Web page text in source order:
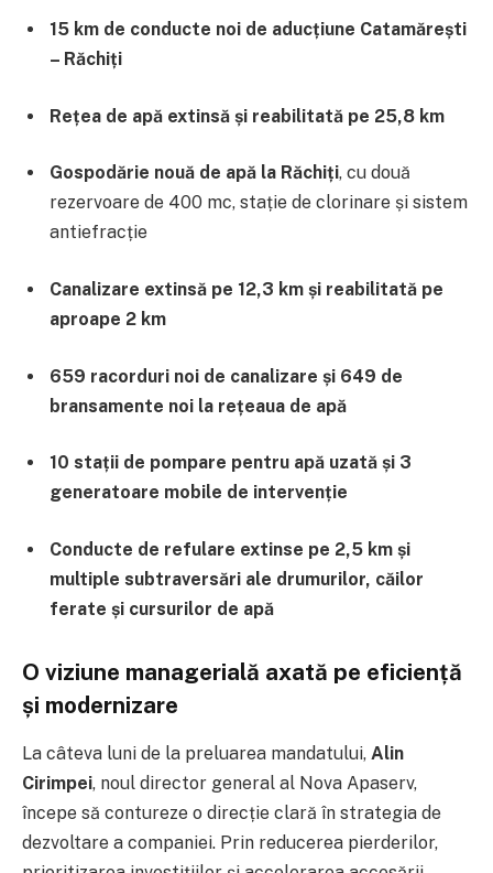
15 km de conducte noi de aducțiune Catamărești
– Răchiți
Rețea de apă extinsă și reabilitată pe 25,8 km
Gospodărie nouă de apă la Răchiți, cu două
rezervoare de 400 mc, stație de clorinare și sistem
antiefracție
Canalizare extinsă pe 12,3 km și reabilitată pe
aproape 2 km
659 racorduri noi de canalizare și 649 de
bransamente noi la rețeaua de apă
10 stații de pompare pentru apă uzată și 3
generatoare mobile de intervenție
Conducte de refulare extinse pe 2,5 km și
multiple subtraversări ale drumurilor, căilor
ferate și cursurilor de apă
O viziune managerială axată pe eficiență
și modernizare
La câteva luni de la preluarea mandatului, Alin
Cirimpei, noul director general al Nova Apaserv,
începe să contureze o direcție clară în strategia de
dezvoltare a companiei. Prin reducerea pierderilor,